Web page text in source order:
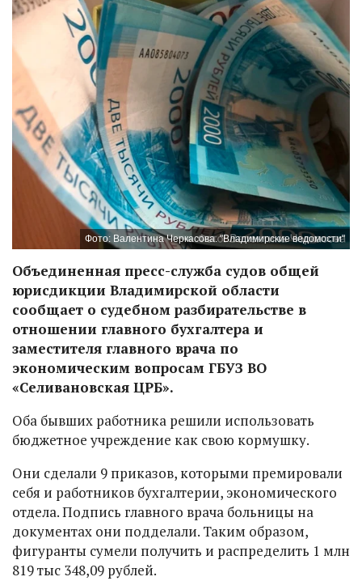
Фото: Валентина Черкасова. "Владимирские ведомости"
Объединенная пресс-служба судов общей
юрисдикции Владимирской области
сообщает о судебном разбирательстве в
отношении главного бухгалтера и
заместителя главного врача по
экономическим вопросам ГБУЗ ВО
«Селивановская ЦРБ».
Оба бывших работника решили использовать
бюджетное учреждение как свою кормушку.
Они сделали 9 приказов, которыми премировали
себя и работников бухгалтерии, экономического
отдела. Подпись главного врача больницы на
документах они подделали. Таким образом,
фигуранты сумели получить и распределить 1 млн
819 тыс 348,09 рублей.